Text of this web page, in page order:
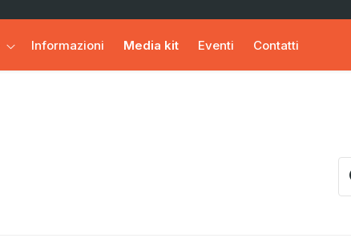
Informazioni Media kit Eventi Contatti